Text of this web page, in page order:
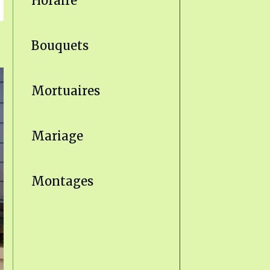
Bouquets
Mortuaires
Mariage
Montages